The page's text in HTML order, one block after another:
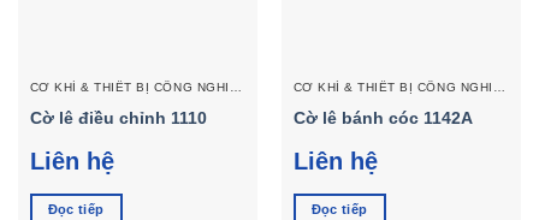
Cờ lê điều chỉnh 1110
Liên hệ
Đọc tiếp
Cờ lê bánh cóc 1142A
Liên hệ
Đọc tiếp